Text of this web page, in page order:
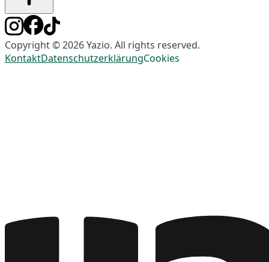
Copyright © 2026 Yazio. All rights reserved.
KontaktDatenschutzerklärungCookies